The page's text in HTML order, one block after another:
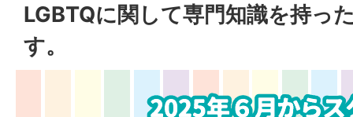
LGBTQに関して専門知識を持っ
す。